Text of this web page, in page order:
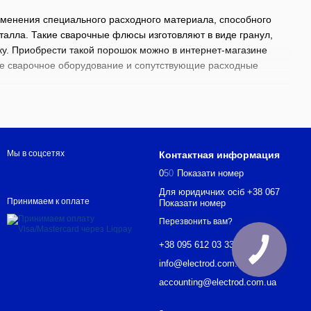
специального расходного материала, способного
Такие сварочные флюсы изготовляют в виде гранул,
Приобрести такой порошок можно в интернет-магазине
сварочное оборудование и сопутствующие расходные
или газовой печи;
Приобретение продукта можно оформить в телефонном
Мы в соцсетях
Принимаем к оплате
Контактная информация
050 Показати номер
Для юридичних осіб +38 067
Показати номер
Перезвонить вам?
+38 095 612 03 33
info@electrod.com.ua
accounting@electrod.com.ua